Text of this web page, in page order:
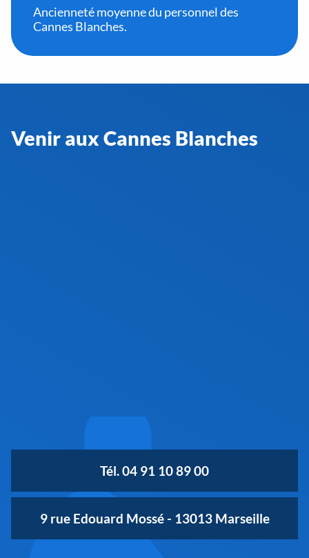
Ancienneté moyenne du personnel des
Cannes Blanches.
Venir aux Cannes Blanches
Tél. 04 91 10 89 00
9 rue Edouard Mossé - 13013 Marseille